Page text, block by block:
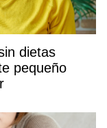
dietas
pequeño